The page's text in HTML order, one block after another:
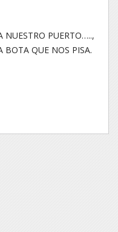
NUESTRO PUERTO…..,
BOTA QUE NOS PISA.